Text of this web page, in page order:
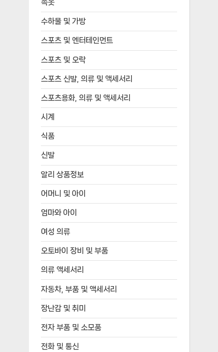
속옷
수하물 및 가방
스포츠 및 엔터테인먼트
스포츠 및 오락
스포츠 신발, 의류 및 액세서리
스포츠용화, 의류 및 액세서리
시계
식품
신발
알리 상품정보
어머니 및 아이
엄마와 아이
여성 의류
오토바이 장비 및 부품
의류 액세서리
자동차, 부품 및 액세서리
장난감 및 취미
전자 부품 및 소모품
전화 및 통신